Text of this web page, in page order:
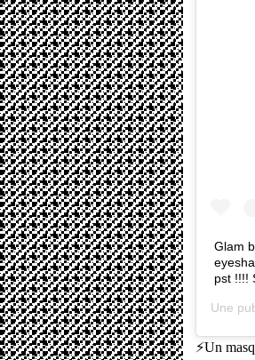
Glam
pst !!!!
Une
⚡Un